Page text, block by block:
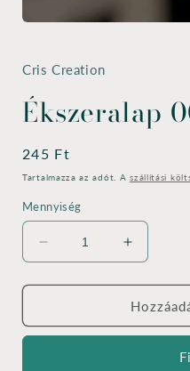
a
párbeszédpanelen
Cris Creation
Ékszeralap
Normál
ár
245 Ft
Tartalmazza az adót. Aszállítási
Mennyiség
Ékszeralap
0013
-
cm
0013
-
5,5x5
cm
növelése